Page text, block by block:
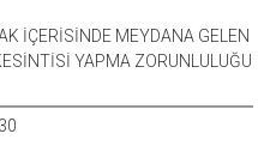
İÇERİSİNDE MEYDANA GELEN
YAPMA ZORUNLULUĞU